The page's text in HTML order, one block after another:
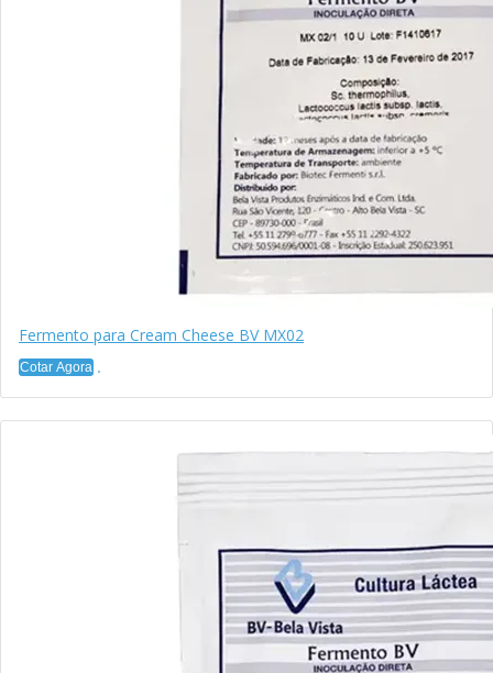
Fermento para Cream Cheese BV MX02
Cotar Agora